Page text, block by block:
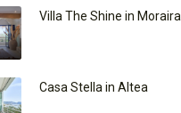
Villa The Shine in Moraira
Casa Stella in Altea